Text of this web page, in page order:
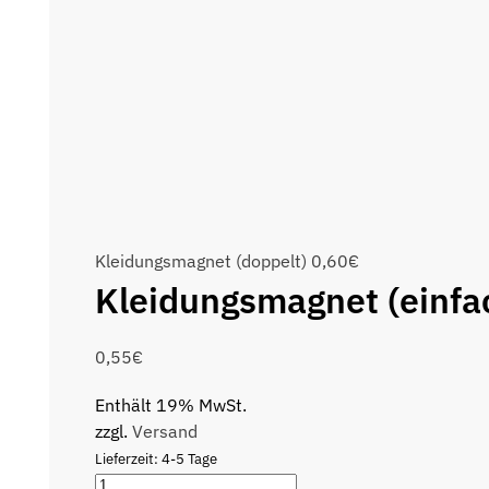
Kleidungsmagnet (doppelt) 0,60€
Kleidungsmagnet
0,55€
Enthält 19% MwSt.
zzgl. Versand
Lieferzeit: 4-5 Tage